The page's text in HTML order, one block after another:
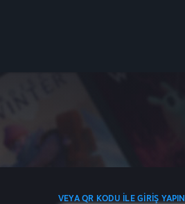
VEYA QR KODU ILE GIRIŞ YAPIN